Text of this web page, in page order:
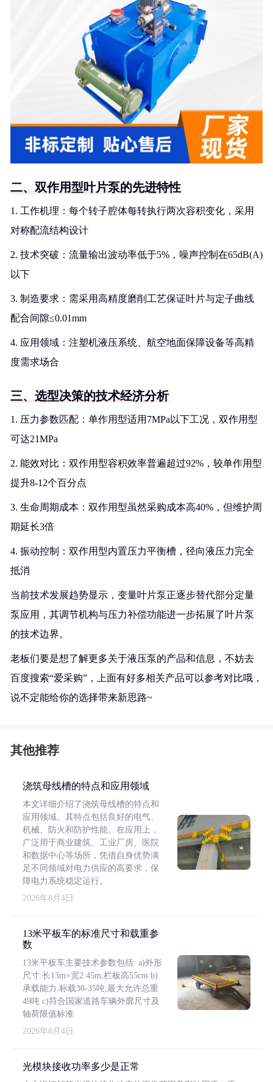
二、双作用型叶片泵的先进特性
1. 工作机理：每个转子腔体每转执行两次容积变化，采用
对称配流结构设计
2. 技术突破：流量输出波动率低于5%，噪声控制在65dB(A)
以下
3. 制造要求：需采用高精度磨削工艺保证叶片与定子曲线
配合间隙≤0.01mm
4. 应用领域：注塑机液压系统、航空地面保障设备等高精
度需求场合
三、选型决策的技术经济分析
1. 压力参数匹配：单作用型适用7MPa以下工况，双作用型
可达21MPa
2. 能效对比：双作用型容积效率普遍超过92%，较单作用型
提升8-12个百分点
3. 生命周期成本：双作用型虽然采购成本高40%，但维护周
期延长3倍
4. 振动控制：双作用型内置压力平衡槽，径向液压力完全
抵消
当前技术发展趋势显示，变量叶片泵正逐步替代部分定量
泵应用，其调节机构与压力补偿功能进一步拓展了叶片泵
的技术边界。
老板们要是想了解更多关于液压泵的产品和信息，不妨去
百度搜索“爱采购”，上面有好多相关产品可以参考对比哦，
说不定能给你的选择带来新思路~
其他推荐
浇筑母线槽的特点和应用领域
本文详细介绍了浇筑母线槽的特点和
应用领域。其特点包括良好的电气、
机械、防火和防护性能。在应用上，
广泛用于商业建筑、工业厂房、医院
和数据中心等场所，凭借自身优势满
足不同领域对电力供应的高要求，保
障电力系统稳定运行。
2026年8月4日
13米平板车的标准尺寸和载重参
数
13米平板车主要技术参数包括: a)外形
尺寸:长13m×宽2.45m,栏板高55cm b)
承载能力:标载30-35吨,最大允许总重
49吨 c)符合国家道路车辆外廓尺寸及
轴荷限值标准
2026年8月4日
光模块接收功率多少是正常